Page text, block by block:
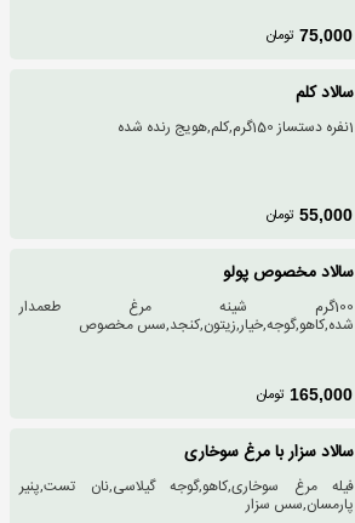
75,000 تومان
سالاد کلم
1نفره دستساز 150گرم,کلم,هویج رنده شده
55,000 تومان
سالاد مخصوص پولو
100گرم شینه مرغ طعمدار
شده,کاهو,گوجه,خیار,زیتون,کنجد,سس مخصوص
165,000 تومان
سالاد سزار با مرغ سوخاری
فیله مرغ سوخاری,کاهو,گوجه گیلاسی,نان تست,پنیر
پارمسان,سس سزار